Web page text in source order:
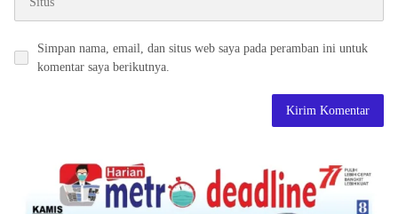
Simpan nama, email, dan situs web saya pada peramban ini untuk
komentar saya berikutnya.